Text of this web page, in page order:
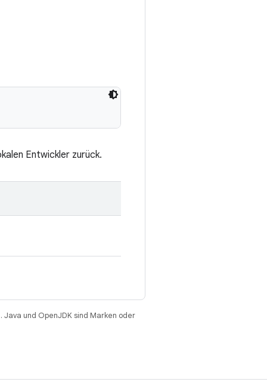
Entwickler zurück.
und OpenJDK sind Marken oder